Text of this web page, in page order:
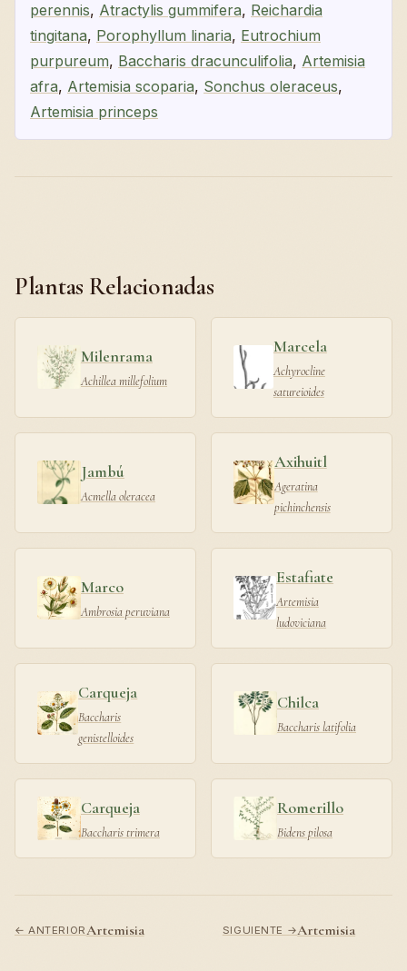
perennis, Atractylis gummifera, Reichardia
tingitana, Porophyllum linaria, Eutrochium
purpureum, Baccharis dracunculifolia, Artemisia
afra, Artemisia scoparia, Sonchus oleraceus,
Artemisia princeps
Plantas Relacionadas
Milenrama
Achillea millefolium
Marcela
Achyrocline
satureioides
Jambú
Acmella oleracea
Axihuitl
Ageratina
pichinchensis
Marco
Ambrosia peruviana
Estafiate
Artemisia
ludoviciana
Carqueja
Baccharis
genistelloides
Chilca
Baccharis latifolia
Carqueja
Baccharis trimera
Romerillo
Bidens pilosa
← ANTERIORArtemisia SIGUIENTE →Artemisia